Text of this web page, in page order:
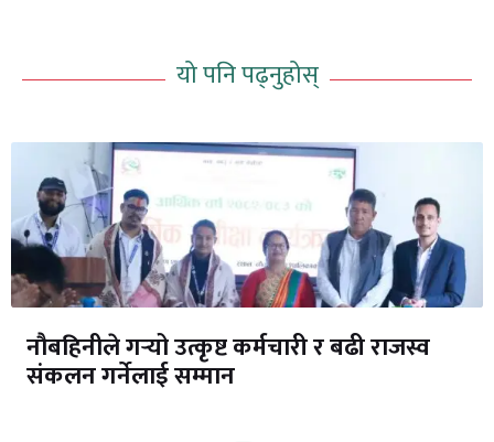
यो पनि पढ्नुहोस्
नौबहिनीले गर्‍यो उत्कृष्ट कर्मचारी र बढी राजस्व
संकलन गर्नेलाई सम्मान